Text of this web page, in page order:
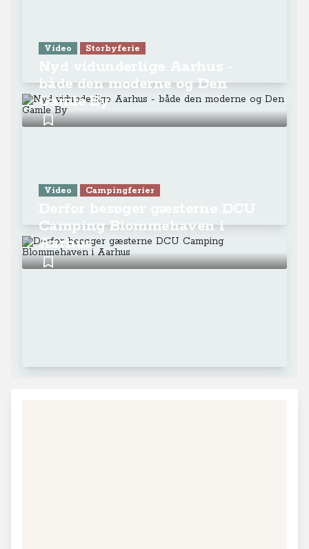
Video Storbyferie
både den moderne og Den
Gamle By
Video Campingferier
Camping Blommehaven i
Aarhus